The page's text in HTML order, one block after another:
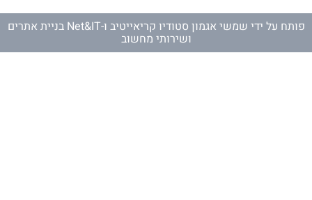
פותח על ידי שמשי אגמון סטודיו קריאייטיב ו- Net&IT בניית אתרים
ושירותי מחשוב